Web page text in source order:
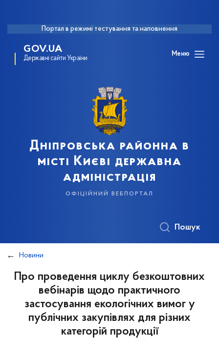
Портал в режимі тестування та наповнення
GOV.UA
Державні сайти України
Меню
Дніпровська районна в
місті Києві державна
адміністрація
офіційний вебпортал
Пошук
Новини
Про проведення циклу безкоштовних
вебінарів щодо практичного
застосування екологічних вимог у
публічних закупівлях для різних
категорій продукції